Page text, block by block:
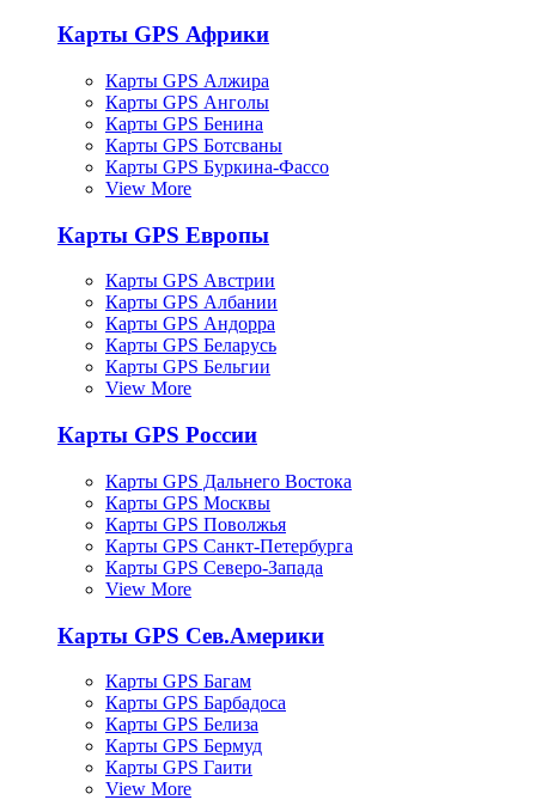
Карты GPS Африки
Карты GPS Алжира
Карты GPS Анголы
Карты GPS Бенина
Карты GPS Ботсваны
Карты GPS Буркина-Фассо
View More
Карты GPS Европы
Карты GPS Австрии
Карты GPS Албании
Карты GPS Андорра
Карты GPS Беларусь
Карты GPS Бельгии
View More
Карты GPS России
Карты GPS Дальнего Востока
Карты GPS Москвы
Карты GPS Поволжья
Карты GPS Санкт-Петербурга
Карты GPS Северо-Запада
View More
Карты GPS Сев.Америки
Карты GPS Багам
Карты GPS Барбадоса
Карты GPS Белиза
Карты GPS Бермуд
Карты GPS Гаити
View More